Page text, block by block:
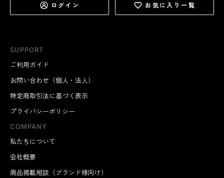
SUPPORT
ご利用ガイド
お問い合わせ（個人・法人）
特定商取引法に基づく表示
プライバシーポリシー
COMPANY
私たちについて
会社概要
商品掲載相談（ブランド様向け）
ログイン お気に入り一覧